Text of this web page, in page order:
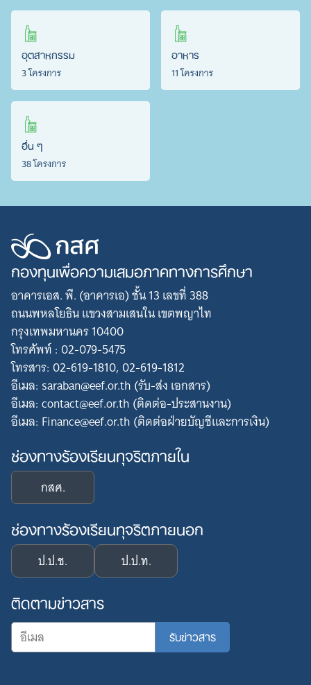
อุตสาหกรรม
3 โครงการ
อาหาร
11 โครงการ
อื่น ๆ
38 โครงการ
กองทุนเพื่อความเสมอภาคทางการศึกษา
อาคารเอส. พี. (อาคารเอ) ชั้น 13 เลขที่ 388
ถนนพหลโยธิน แขวงสามเสนใน เขตพญาไท
กรุงเทพมหานคร 10400
โทรศัพท์ : 02-079-5475
โทรสาร: 02-619-1810, 02-619-1812
อีเมล: saraban@eef.or.th (รับ-ส่ง เอกสาร)
อีเมล: contact@eef.or.th (ติดต่อ-ประสานงาน)
อีเมล: Finance@eef.or.th (ติดต่อฝ่ายบัญชีและการเงิน)
ช่องทางร้องเรียนทุจริตภายใน
กสศ.
ช่องทางร้องเรียนทุจริตภายนอก
ป.ป.ช. ป.ป.ท.
ติดตามข่าวสาร